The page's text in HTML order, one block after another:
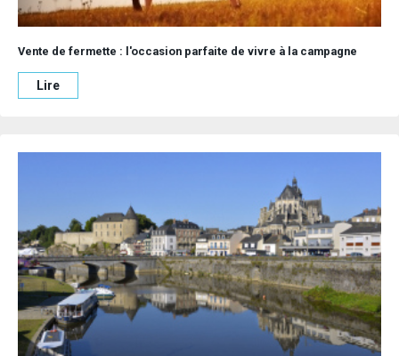
Vente de fermette : l'occasion parfaite de vivre à la campagne
Lire